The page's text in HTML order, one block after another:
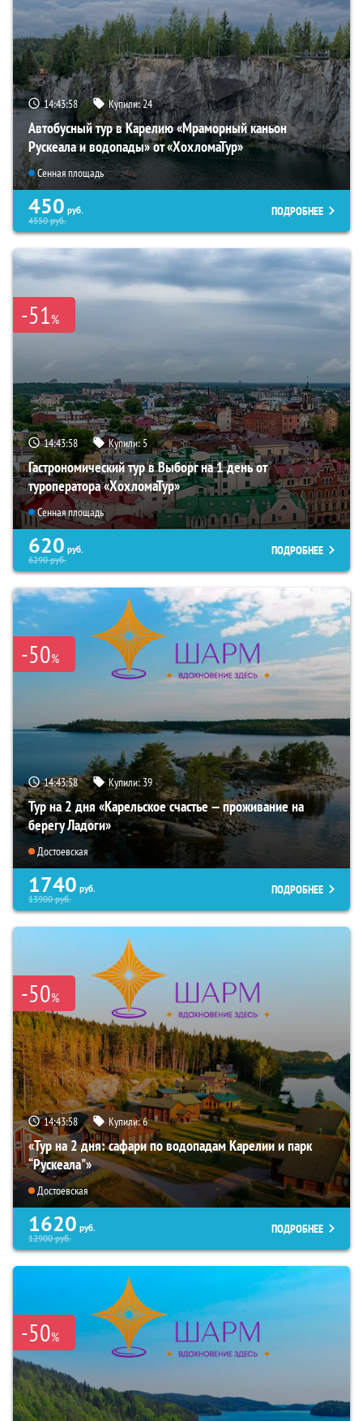
14:43:57 Купили:24
Автобусный тур в Карелию «Мраморный каньон
Рускеала и водопады» от «ХохломаТур»
Сенная площадь
450 руб.
4550руб.
ПОДРОБНЕЕ
-51%
14:43:57 Купили:5
Гастрономический тур в Выборг на 1 день от
туроператора «ХохломаТур»
Сенная площадь
620 руб.
6290руб.
ПОДРОБНЕЕ
-50%
14:43:57 Купили:39
Тур на 2 дня «Карельское счастье — проживание на
берегу Ладоги»
Достоевская
1740 руб.
13900руб.
ПОДРОБНЕЕ
-50%
14:43:57 Купили:6
«Тур на 2 дня: сафари по водопадам Карелии и парк
“Рускеала"»
Достоевская
1620 руб.
12900руб.
ПОДРОБНЕЕ
-50%